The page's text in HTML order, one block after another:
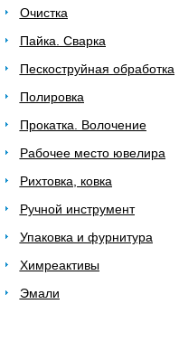
Очистка
Пайка. Сварка
Пескоструйная обработка
Полировка
Прокатка. Волочение
Рабочее место ювелира
Рихтовка, ковка
Ручной инструмент
Упаковка и фурнитура
Химреактивы
Эмали